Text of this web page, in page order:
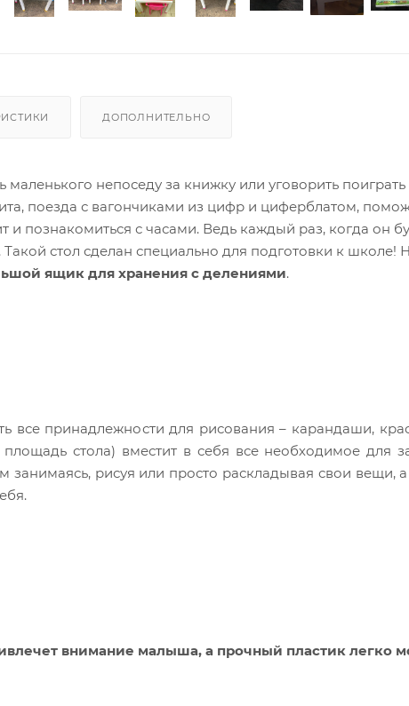
ДОПОЛНИТЕЛЬНО
маленького непоседу за книжку или уговорить
поезда с вагончиками из цифр и циферблатом,
и познакомиться с часами. Ведь каждый раз, когда он
Такой стол сделан специально для подготовки к школе!
ящик для хранения с делениями.
все принадлежности для рисования – карандаши,
стола) вместит в себя все необходимое для
занимаясь, рисуя или просто раскладывая свои вещи, а
внимание малыша, а прочный пластик легко